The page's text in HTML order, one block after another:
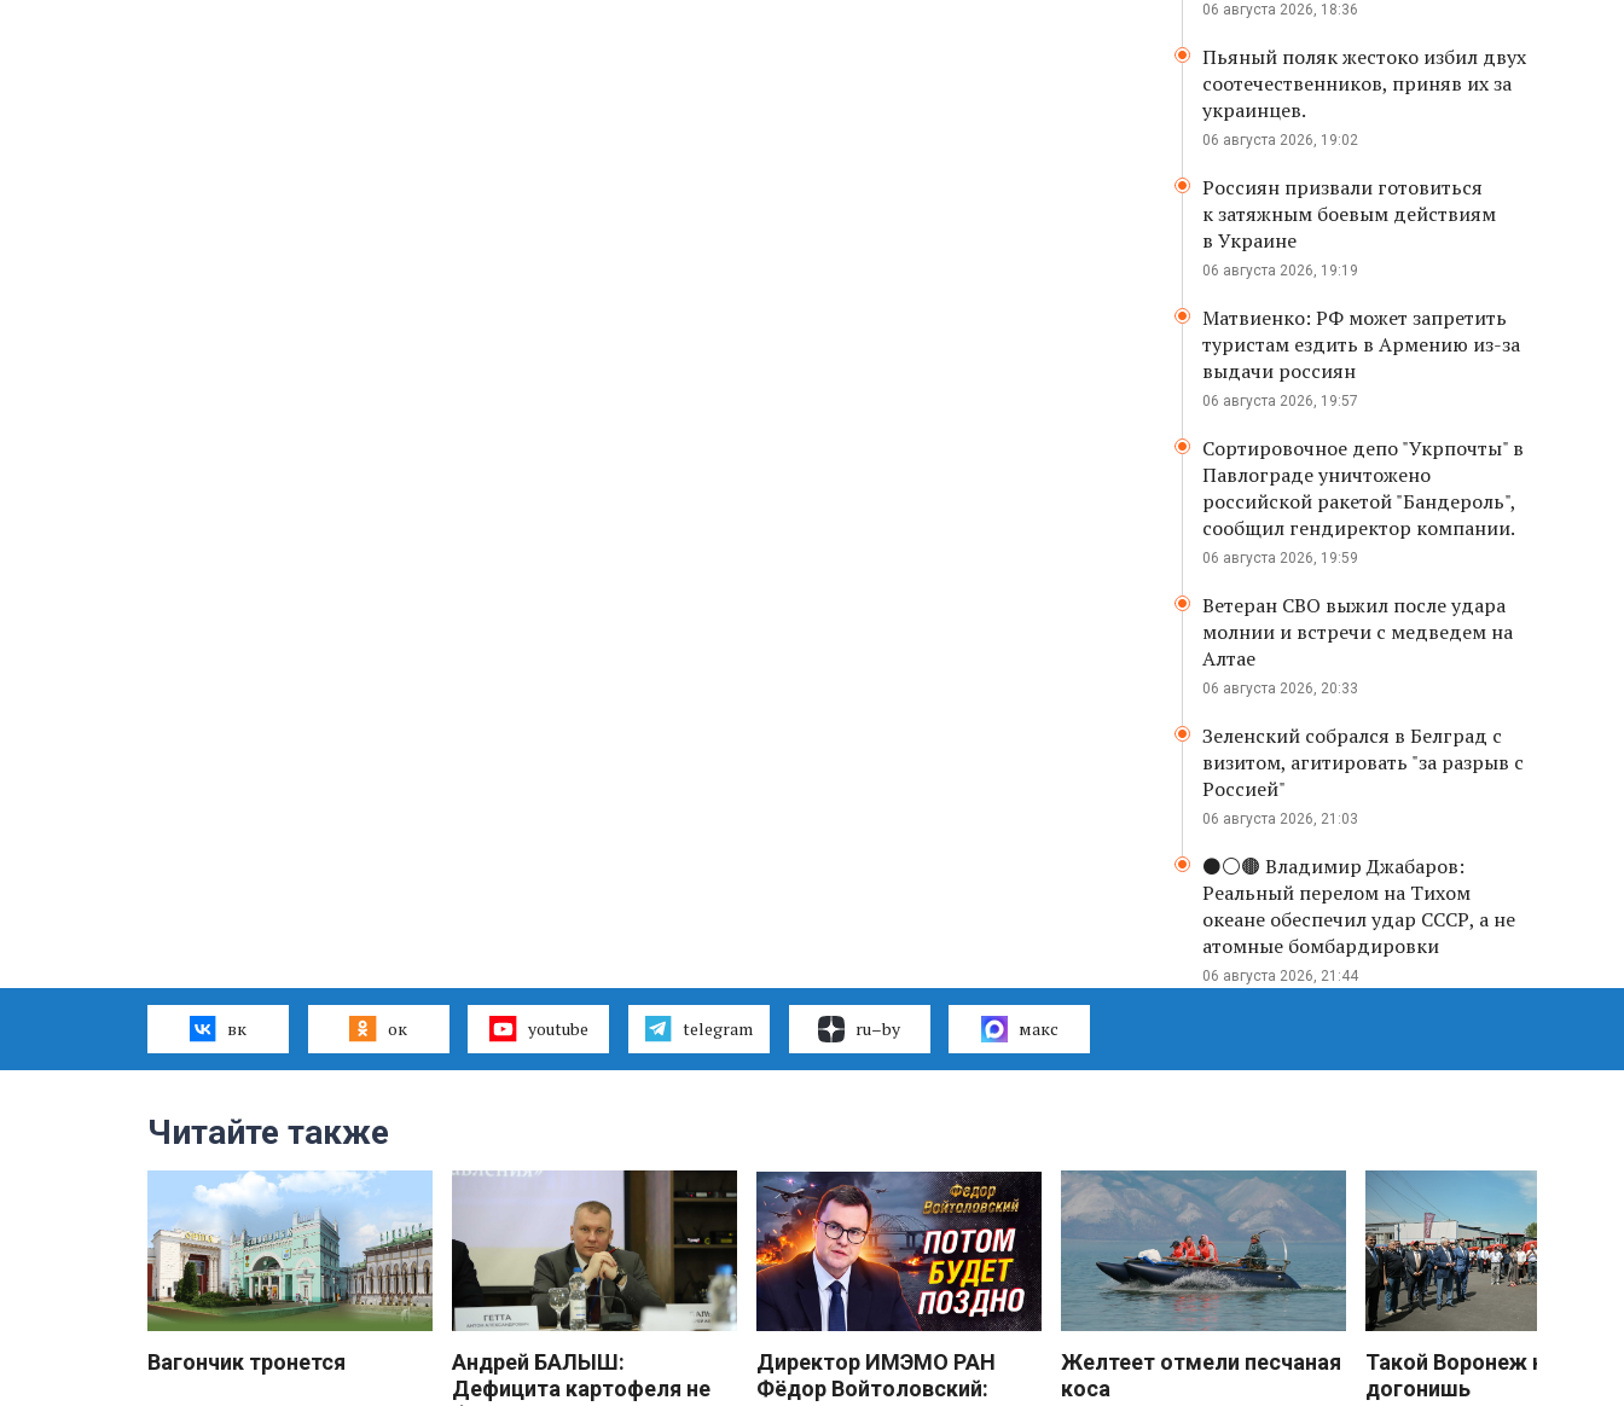
06 августа 2026, 18:36
Пьяный поляк жестоко избил двух
соотечественников, приняв их за
украинцев.
06 августа 2026, 19:02
Россиян призвали готовиться
к затяжным боевым действиям
в Украине
06 августа 2026, 19:19
Матвиенко: РФ может запретить
туристам ездить в Армению из-за
выдачи россиян
06 августа 2026, 19:57
Сортировочное депо "Укрпочты" в
Павлограде уничтожено
российской ракетой "Бандероль",
сообщил гендиректор компании.
06 августа 2026, 19:59
Ветеран СВО выжил после удара
молнии и встречи с медведем на
Алтае
06 августа 2026, 20:33
Зеленский собрался в Белград с
визитом, агитировать "за разрыв с
Россией"
06 августа 2026, 21:03
⚫️⚪️🟤 Владимир Джабаров:
Реальный перелом на Тихом
океане обеспечил удар СССР, а не
атомные бомбардировки
06 августа 2026, 21:44
вк ок youtube telegram ru–by макс
Читайте также
Вагончик тронется
Андрей БАЛЫШ:
Дефицита картофеля не
Директор ИМЭМО РАН
Фёдор Войтоловский:
Желтеет отмели песчаная
коса
Такой Воронеж не
догонишь